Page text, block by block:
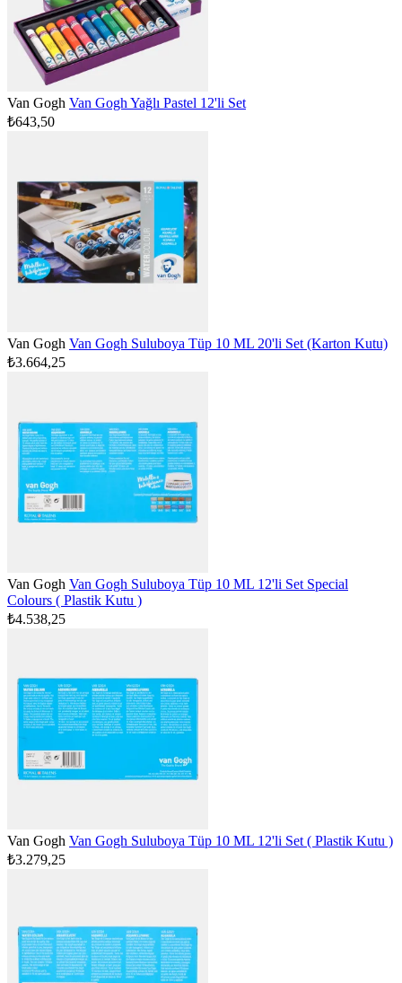
Van Gogh Van Gogh Yağlı Pastel 12'li Set
₺643,50
Van Gogh Van Gogh Suluboya Tüp 10 ML 20'li Set (Karton Kutu)
₺3.664,25
Van Gogh Van Gogh Suluboya Tüp 10 ML 12'li Set Special
Colours ( Plastik Kutu )
₺4.538,25
Van Gogh Van Gogh Suluboya Tüp 10 ML 12'li Set ( Plastik Kutu )
₺3.279,25